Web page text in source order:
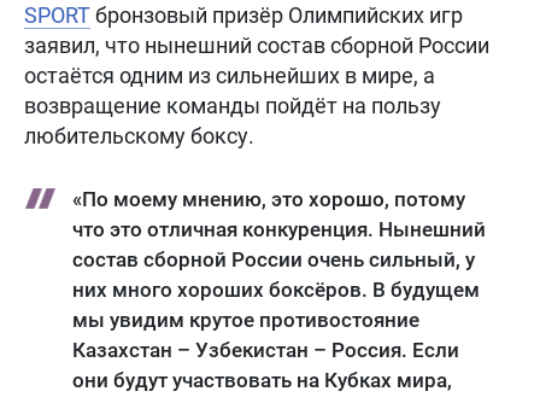
SPORTбронзовый призёр Олимпийских игр
заявил, что нынешний состав сборной России
остаётся одним из сильнейших в мире, а
возвращение команды пойдёт на пользу
любительскому боксу.
«По моему мнению, это хорошо, потому
что это отличная конкуренция. Нынешний
состав сборной России очень сильный, у
них много хороших боксёров. В будущем
мы увидим крутое противостояние
Казахстан – Узбекистан – Россия. Если
они будут участвовать на Кубках мира,